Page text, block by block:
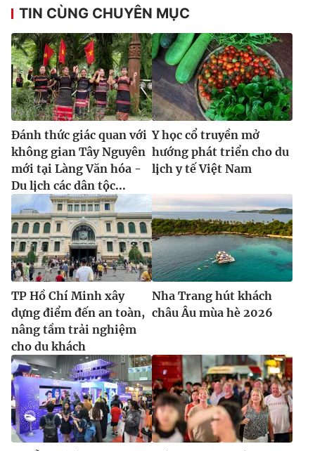
TIN CÙNG CHUYÊN MỤC
Đánh thức giác quan với
không gian Tây Nguyên
mới tại Làng Văn hóa -
Du lịch các dân tộc...
Y học cổ truyền mở
hướng phát triển cho du
lịch y tế Việt Nam
TP Hồ Chí Minh xây
dựng điểm đến an toàn,
nâng tầm trải nghiệm
cho du khách
Nha Trang hút khách
châu Âu mùa hè 2026